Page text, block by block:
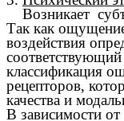
Возникает
Так как ощущение
воздействия
соответствующий
классификация
рецепторов,
В зависимости